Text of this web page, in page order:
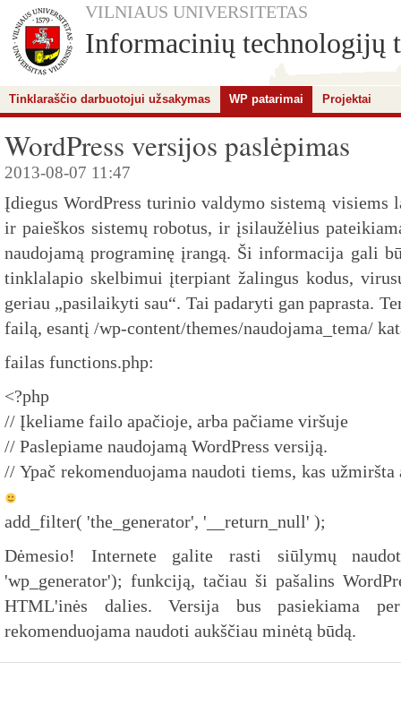
VILNIAUS UNIVERSITETAS
Informacinių technologijų
Tinklaraščio darbuotojui užsakymas WP patarimai Projektai
WordPress versijos paslėpimas
2013-08-07 11:47
Įdiegus WordPress turinio valdymo sistemą visiems
ir paieškos sistemų robotus, ir įsilaužėlius
naudojamą programinę įrangą. Ši informacija gali
tinklalapio skelbimui įterpiant žalingus kodus,
geriau „pasilaikyti sau“. Tai padaryti gan paprasta.
failą, esantį /wp-content/themes/naudojama_tema/
failas functions.php:
<?php
// Įkeliame failo apačioje, arba pačiame viršuje
// Paslepiame naudojamą WordPress versiją.
// Ypač rekomenduojama naudoti tiems, kas
add_filter( 'the_generator', '__return_null' );
Dėmesio! Internete galite rasti siūlymų naudoti
'wp_generator'); funkciją, tačiau ši pašalins
HTML'inės dalies. Versija bus pasiekiama
rekomenduojama naudoti aukščiau minėtą būdą.